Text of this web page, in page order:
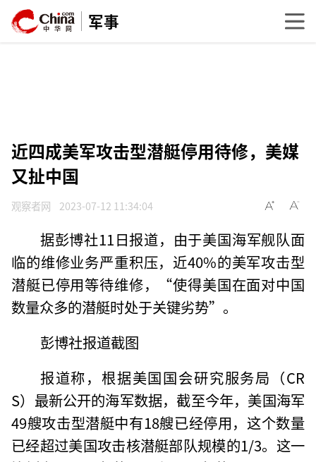
军事
近四成美军攻击型潜艇停用待修，美媒
又扯中国
观察者网 2023-07-12 11:34:04
据彭博社11日报道，由于美国海军舰队面
临的维修业务严重积压，近40%的美军攻击型
潜艇已停用等待维修，“使得美国在面对中国
数量众多的潜艇时处于关键劣势”。
彭博社报道截图
报道称，根据美国国会研究服务局（CR
S）最新公开的海军数据，截至今年，美国海军
49艘攻击型潜艇中有18艘已经停用，这个数量
已经超过美国攻击核潜艇部队规模的1/3。这一